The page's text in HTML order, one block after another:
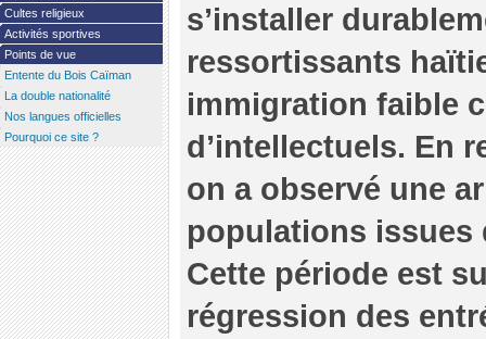
s’installer
ressortissants
immigration faible
d’intellectuels. En
on a observé une
populations issues
Cette période est
régression des
Cultes religieux
Activités sportives
Points de vue
Entente du Bois Caïman
La double nationalité
Nos langues officielles
Pourquoi ce site ?